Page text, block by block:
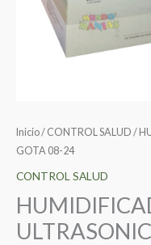
Inicio/ CONTROL SALUD /
GOTA 08-24
CONTROL SALUD